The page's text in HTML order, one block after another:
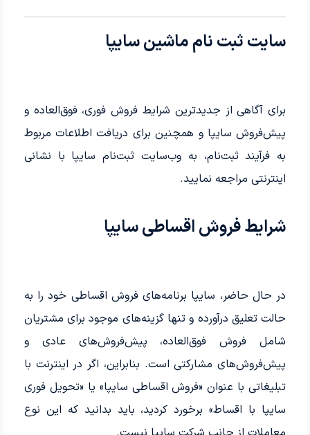
سایت ثبت نام ماشین سایپا
برای آگاهی از جدیدترین شرایط فروش فوری، فوق‌العاده و
پیش‌فروش سایپا و همچنین برای دریافت اطلاعات مربوط
به فرآیند ثبت‌نام، به وب‌سایت ثبت‌نام سایپا با نشانی
اینترنتی مراجعه نمایید.
شرایط فروش اقساطی سایپا
در حال حاضر، سایپا برنامه‌های فروش اقساطی خود را به
حالت تعلیق درآورده و تنها گزینه‌های موجود برای مشتریان
شامل فروش فوق‌العاده، پیش‌فروش‌های عادی و
پیش‌فروش‌های مشارکتی است. بنابراین، اگر در اینترنت با
تبلیغاتی با عنوان «فروش اقساطی سایپا» یا «تحویل فوری
سایپا با اقساط» برخورد کردید، باید بدانید که این نوع